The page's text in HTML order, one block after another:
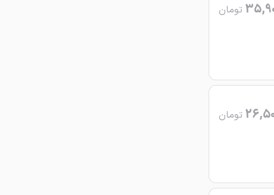
تومان
تومان